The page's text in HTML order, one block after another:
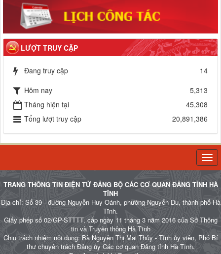
LƯỢT TRUY CẬP
Đang truy cập
14
Hôm nay
5,313
Tháng hiện tại
45,308
Tổng lượt truy cập
20,891,386
TRANG THÔNG TIN ĐIỆN TỬ ĐẢNG BỘ CÁC CƠ QUAN ĐẢNG TỈNH HÀ
TĨNH
Địa chỉ: Số 39 - đường Nguyễn Huy Oánh, phường Nguyễn Du, thành phố Hà
Tĩnh.
Giấy phép số 02/GP-STTTT, cấp ngày 11 tháng 3 năm 2016 của Sở Thông
tin và Truyền thông Hà Tĩnh
Chịu trách nhiệm nội dung: Bà Nguyễn Thị Mai Thủy - Tỉnh ủy viên, Phó Bí
thư chuyên trách Đảng ủy Các cơ quan Đảng tỉnh Hà Tĩnh.